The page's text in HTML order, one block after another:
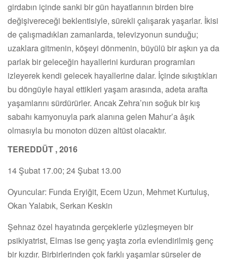
girdabın içinde sanki bir gün hayatlarının birden bire
değişivereceği beklentisiyle, sürekli çalışarak yaşarlar. İkisi
de çalışmadıkları zamanlarda, televizyonun sunduğu;
uzaklara gitmenin, köşeyi dönmenin, büyülü bir aşkın ya da
parlak bir geleceğin hayallerini kurduran programları
izleyerek kendi gelecek hayallerine dalar. İçinde sıkıştıkları
bu döngüyle hayal ettikleri yaşam arasında, adeta arafta
yaşamlarını sürdürürler. Ancak Zehra’nın soğuk bir kış
sabahı kamyonuyla park alanına gelen Mahur’a âşık
olmasıyla bu monoton düzen altüst olacaktır.
TEREDDÜT , 2016
14 Şubat 17.00; 24 Şubat 13.00
Oyuncular: Funda Eryiğit, Ecem Uzun, Mehmet Kurtuluş,
Okan Yalabık, Serkan Keskin
Şehnaz özel hayatında gerçeklerle yüzleşmeyen bir
psikiyatrist, Elmas ise genç yaşta zorla evlendirilmiş genç
bir kızdır. Birbirlerinden çok farklı yaşamlar sürseler de